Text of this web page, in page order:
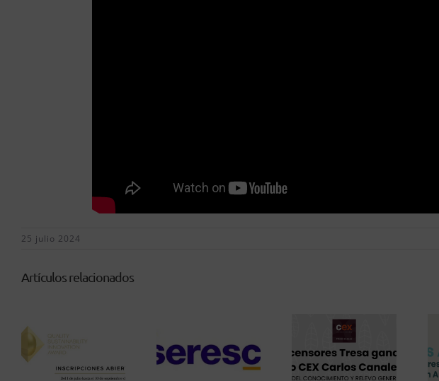
25 julio 2024
Artículos relacionados